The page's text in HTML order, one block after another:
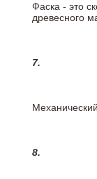
Фаска - это
древесного
7.
8.